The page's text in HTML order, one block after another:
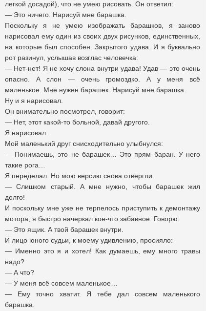
легкой досадой), что не умею рисовать. Он ответил:
— Это ничего. Нарисуй мне барашка.
Поскольку я не умею изображать барашков, я заново
нарисовал ему один из своих двух рисунков, единственных,
на которые был способен. Закрытого удава. И я буквально
рот разинул, услышав возглас человечка:
— Нет-нет! Я не хочу слона внутри удава! Удав — это очень
опасно. А слон — очень громоздко. А у меня всё
маленькое. Мне нужен барашек. Нарисуй мне барашка.
Ну и я нарисовал.
Он внимательно посмотрел, говорит:
— Нет, этот какой-то больной, давай другого.
Я нарисовал.
Мой маленький друг снисходительно улыбнулся:
— Понимаешь, это не барашек… Это прям баран. У него
такие рога…
Я переделал. Но мою версию снова отвергли.
— Слишком старый. А мне нужно, чтобы барашек жил
долго!
И поскольку мне уже не терпелось приступить к демонтажу
мотора, я быстро начеркал кое-что забавное. Говорю:
— Это ящик. А твой барашек внутри.
И лицо юного судьи, к моему удивлению, просияло:
— Именно это я и хотел! Как думаешь, ему много травы
надо?
— А что?
— У меня всё совсем маленькое…
— Ему точно хватит. Я тебе дал совсем маленького
барашка.